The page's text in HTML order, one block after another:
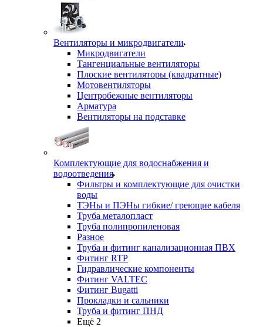
Вентиляторы и микродвигатели
Микродвигатели
Тангенциальные вентиляторы
Плоские вентиляторы (квадратные)
Мотовентиляторы
Центробежные вентиляторы
Арматура
Вентиляторы на подставке
Комплектующие для водоснабжения и
водоотведения
Фильтры и комплектующие для очистки
воды
ТЭНы и ПЭНы гибкие/ греющие кабеля
Труба металопласт
Труба полипропиленовая
Разное
Труба и фитинг канализационная ПВХ
Фитинг RTP
Гидравлические компоненты
Фитинг VALTEC
Фитинг Bugatti
Прокладки и сальники
Труба и фитинг ПНД
Ещё 2